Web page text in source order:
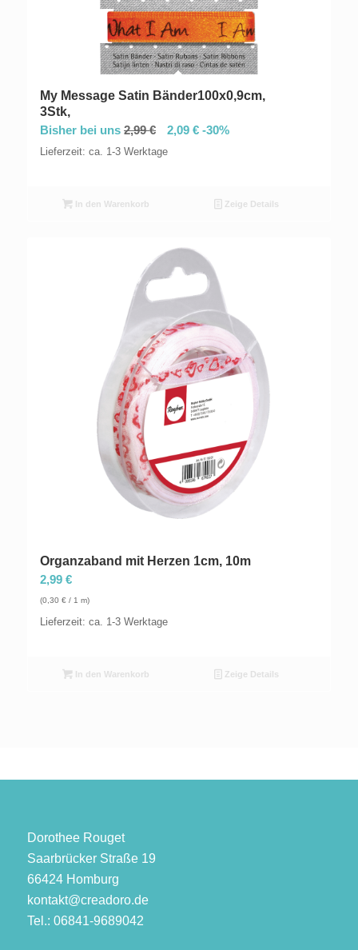
My Message Satin Bänder100x0,9cm,
3Stk,
Bisher bei uns 2,99€ 2,09 €-30%
Lieferzeit: ca. 1-3 Werktage
In den Warenkorb Zeige Details
Organzaband mit Herzen 1cm, 10m
2,99 €
(0,30 €/ 1 m)
Lieferzeit: ca. 1-3 Werktage
In den Warenkorb Zeige Details
Dorothee Rouget
Saarbrücker Straße 19
66424 Homburg
kontakt@creadoro.de
Tel.: 06841-9689042